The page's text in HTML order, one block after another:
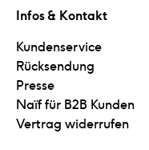
Infos & Kontakt
Kundenservice
Rücksendung
Presse
Naïf für B2B Kunden
Vertrag widerrufen